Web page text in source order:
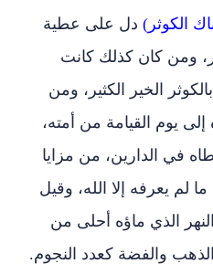
الكوثر) دل على عطية
ومن كان كذلك كانت
الخير الكثير، ومن
إلى يوم القيامة من أمته،
في الدارين، من مزايا
ما لم يعرفه إلا الله، وقيل
الذي ماؤه أحلى من
والفضة كعدد النجوم.